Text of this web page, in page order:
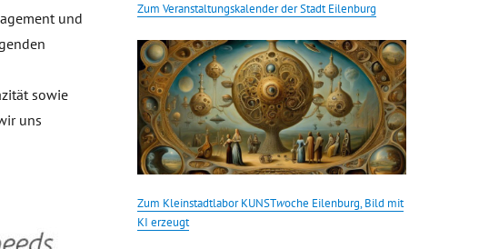
und
sowie
uns
Zum Veranstaltungskalender der Stadt Eilenburg
Zum Kleinstadtlabor KUNSTwoche Eilenburg, Bild mit
KI erzeugt